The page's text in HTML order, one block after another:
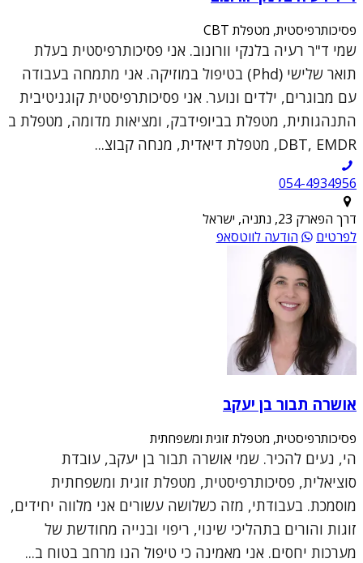
פסיכותרפיסטית, מטפלת CBT
שמי ד"ר רעיה בלנקי וורונוב. אני פסיכותרפיסטית בעלת
תואר שלישי (Phd) בטיפול במוזיקה. אני מתמחה בעבודה
עם מבוגרים, ילדים ונוער. אני פסיכותרפיסטית קוגניטיבית
התנהגותית, מטפלת בביופידבק, ומציאות מדומה, מטפלת ב
DBT, EMDR, מטפלת דיאדית, מנחה קבוצ...
054-4934956
דרך הפארק 23, נתניה, ישראל
לפרטים
הודעה לווטסאפ
אושרה תבור בן יעקב
פסיכותרפיסטית, מטפלת זוגית ומשפחתית
הי, נעים להכיר. שמי אושרה תבור בן יעקב, עובדת
סוציאלית, פסיכותרפיסטית, מטפלת זוגית ומשפחתית
מוסמכת. בעבודתי, מזה כשלושה עשורים אני מלווה יחידים,
זוגות והורים בתהליכי שינוי, ריפוי ובנייה מחודשת של
מערכות יחסים. אני מאמינה כי טיפול הנו מרחב בטוח ב...